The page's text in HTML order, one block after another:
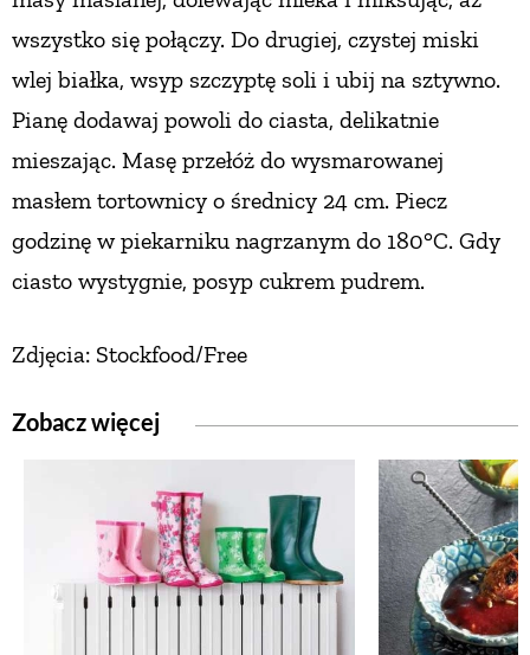
wszystko się połączy. Do drugiej, czystej miski
wlej białka, wsyp szczyptę soli i ubij na sztywno.
Pianę dodawaj powoli do ciasta, delikatnie
mieszając. Masę przełóż do wysmarowanej
masłem tortownicy o średnicy 24 cm. Piecz
godzinę w piekarniku nagrzanym do 180°C. Gdy
ciasto wystygnie, posyp cukrem pudrem.
Zdjęcia: Stockfood/Free
Zobacz więcej